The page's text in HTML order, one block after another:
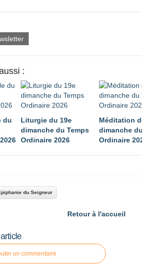
:
du
Liturgie du 19e
dimanche du Temps
Ordinaire 2026
Méditation
dimanche
Ordinaire
du Seigneur
Retour à l'accueil
un commentaire